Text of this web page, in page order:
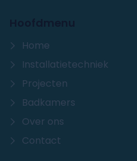
Home
Installatietechniek
Projecten
Badkamers
Over ons
Contact